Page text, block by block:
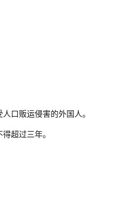
口贩运侵害的外国人。
超过三年。